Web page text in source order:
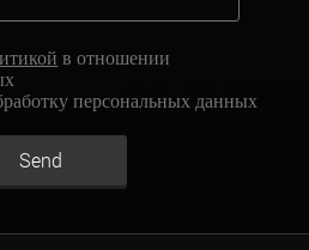
в отношении
персональных данных
Send